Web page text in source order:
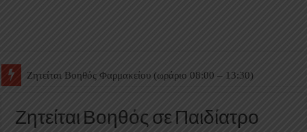
Ζητείται Βοηθός Θαλάμου
Ζητείται Βοηθός σε Παιδίατρο